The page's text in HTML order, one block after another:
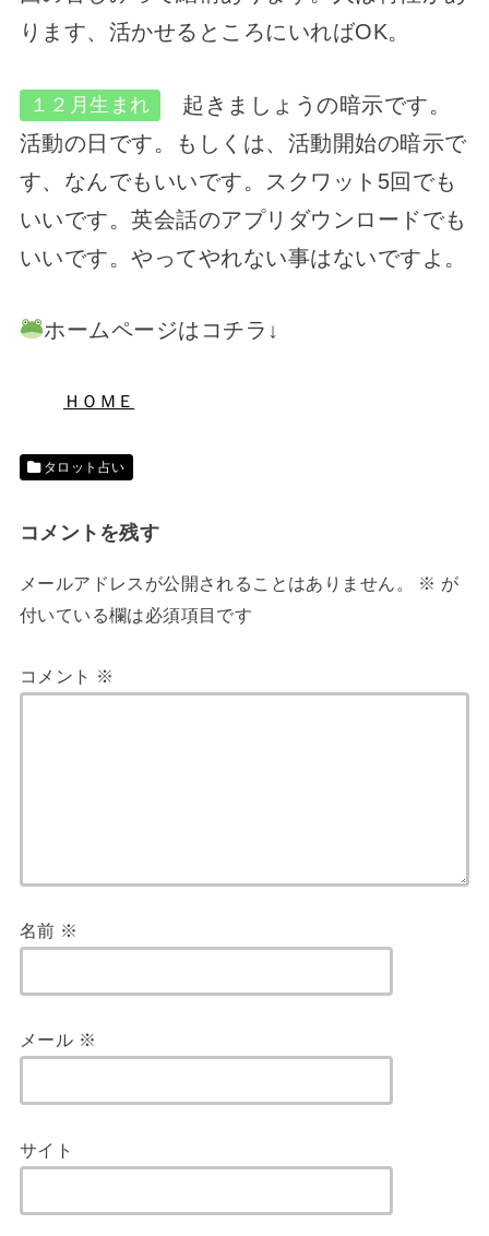
ります、活かせるところにいればOK。
１２月生まれ
起きましょうの暗示です。
活動の日です。もしくは、活動開始の暗示で
す、なんでもいいです。スクワット5回でも
いいです。英会話のアプリダウンロードでも
いいです。やってやれない事はないですよ。
ホームページはコチラ↓
ＨＯＭＥ
タロット占い
コメントを残す
メールアドレスが公開されることはありません。 ※ が
付いている欄は必須項目です
コメント ※
名前 ※
メール ※
サイト